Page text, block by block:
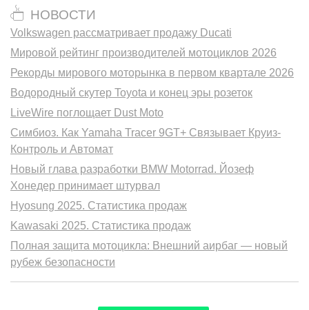
НОВОСТИ
Volkswagen рассматривает продажу Ducati
Мировой рейтинг производителей мотоциклов 2026
Рекорды мирового моторынка в первом квартале 2026
Водородный скутер Toyota и конец эры розеток
LiveWire поглощает Dust Moto
Симбиоз. Как Yamaha Tracer 9GT+ Связывает Круиз-
Контроль и Автомат
Новый глава разработки BMW Motorrad. Йозеф
Хонедер принимает штурвал
Hyosung 2025. Статистика продаж
Kawasaki 2025. Статистика продаж
Полная защита мотоцикла: Внешний аирбаг — новый
рубеж безопасности